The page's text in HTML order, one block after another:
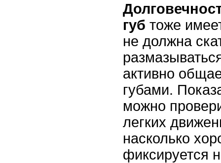
губ тоже
не должна
активно
губами.
можно
легких
насколько
фиксируется